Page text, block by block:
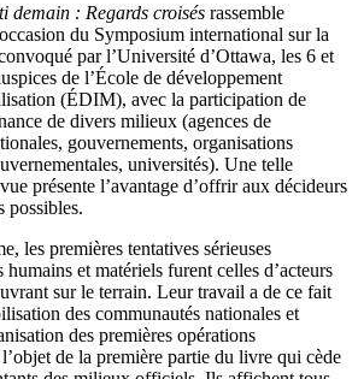
demain : Regards croisés rassemble
du Symposium international sur la
par l’Université d’Ottawa, les 6 et
de l’École de développement
(ÉDIM), avec la participation de
de divers milieux (agences de
gouvernements, organisations
universités). Une telle
présente l’avantage d’offrir aux décideurs
possibles.
les premières tentatives sérieuses
humains et matériels furent celles d’acteurs
sur le terrain. Leur travail a de ce fait
des communautés nationales et
des premières opérations
de la première partie du livre qui cède